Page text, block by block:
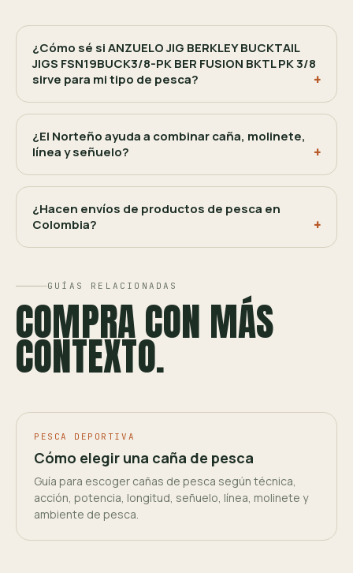
¿Cómo sé si ANZUELO JIG BERKLEY BUCKTAIL
JIGS FSN19BUCK3/8-PK BER FUSION BKTL PK 3/8
sirve para mi tipo de pesca?
¿El Norteño ayuda a combinar caña, molinete,
línea y señuelo?
¿Hacen envíos de productos de pesca en
Colombia?
GUÍAS RELACIONADAS
COMPRA CON MÁS
CONTEXTO.
PESCA DEPORTIVA
Cómo elegir una caña de pesca
Guía para escoger cañas de pesca según técnica,
acción, potencia, longitud, señuelo, línea, molinete y
ambiente de pesca.